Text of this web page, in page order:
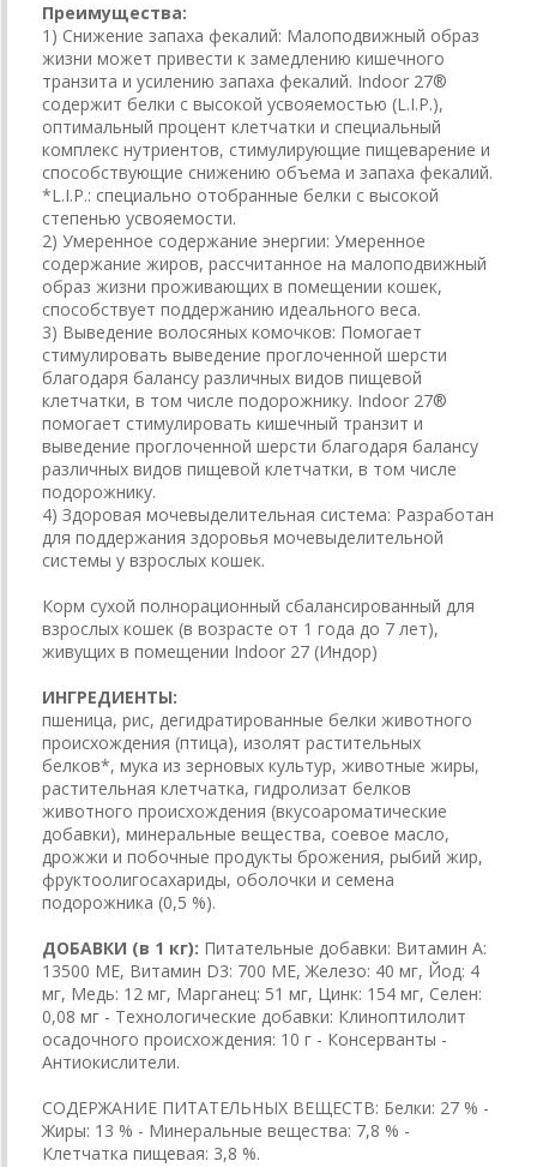
Преимущества:
1) Снижение запаха фекалий: Малоподвижный образ
жизни может привести к замедлению кишечного
транзита и усилению запаха фекалий. Indoor 27®
содержит белки с высокой усвояемостью (L.I.P.),
оптимальный процент клетчатки и специальный
комплекс нутриентов, стимулирующие пищеварение и
способствующие снижению объема и запаха фекалий.
*L.I.P.: специально отобранные белки с высокой
степенью усвояемости.
2) Умеренное содержание энергии: Умеренное
содержание жиров, рассчитанное на малоподвижный
образ жизни проживающих в помещении кошек,
способствует поддержанию идеального веса.
3) Выведение волосяных комочков: Помогает
стимулировать выведение проглоченной шерсти
благодаря балансу различных видов пищевой
клетчатки, в том числе подорожнику. Indoor 27®
помогает стимулировать кишечный транзит и
выведение проглоченной шерсти благодаря балансу
различных видов пищевой клетчатки, в том числе
подорожнику.
4) Здоровая мочевыделительная система: Разработан
для поддержания здоровья мочевыделительной
системы у взрослых кошек.
Корм сухой полнорационный сбалансированный для
взрослых кошек (в возрасте от 1 года до 7 лет),
живущих в помещении Indoor 27 (Индор)
ИНГРЕДИЕНТЫ:
пшеница, рис, дегидратированные белки животного
происхождения (птица), изолят растительных
белков*, мука из зерновых культур, животные жиры,
растительная клетчатка, гидролизат белков
животного происхождения (вкусоароматические
добавки), минеральные вещества, соевое масло,
дрожжи и побочные продукты брожения, рыбий жир,
фруктоолигосахариды, оболочки и семена
подорожника (0,5 %).
ДОБАВКИ (в 1 кг): Питательные добавки: Витамин A:
13500 ME, Витамин D3: 700 ME, Железо: 40 мг, Йод: 4
мг, Медь: 12 мг, Марганец: 51 мг, Цинк: 154 мг, Ceлeн:
0,08 мг - Технологические добавки: Клиноптилолит
осадочного происхождения: 10 г - Консерванты -
Антиокислители.
СОДЕРЖАНИЕ ПИТАТЕЛЬНЫХ ВЕЩЕСТВ: Белки: 27 % -
Жиры: 13 % - Минеральные вещества: 7,8 % -
Клетчатка пищевая: 3,8 %.